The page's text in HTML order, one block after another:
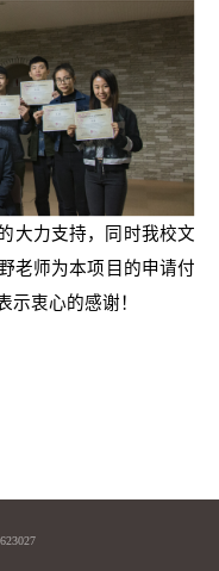
大力支持，同时我校文
老师为本项目的申请付
示衷心的感谢！